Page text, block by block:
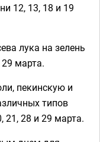
12, 13, 18 и 19
лука на зелень
29 марта.
пекинскую и
типов
21, 28 и 29 марта.